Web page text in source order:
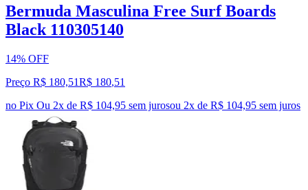
Bermuda Masculina Free Surf Boards
Black 110305140
14% OFF
Preço R$ 180,51R$ 180,51
no Pix Ou 2x de R$ 104,95 sem jurosou 2x de R$ 104,95 sem juros